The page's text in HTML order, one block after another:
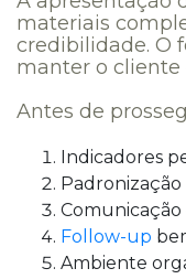
materiais
credibilidade. O
manter o cliente
Antes de
Indicadores
Follow-up
Ambiente